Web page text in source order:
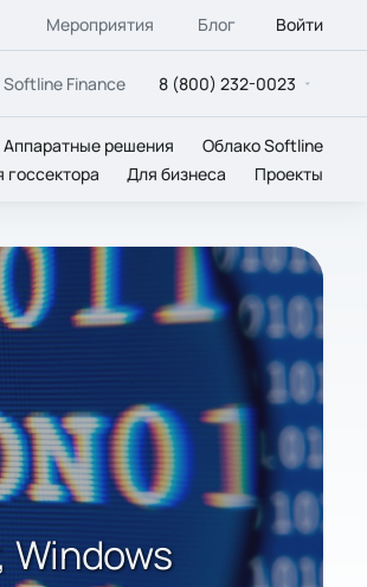
Мероприятия Блог Войти
Softline Finance 8 (800) 232-0023
Аппаратные решения
Облако Softline
госсектора Для бизнеса Проекты
Windows